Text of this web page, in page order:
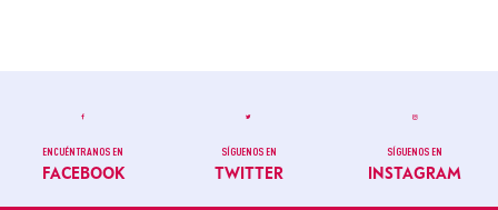
ENCUÉNTRANOS EN
FACEBOOK
SÍGUENOS EN
TWITTER
SÍGUENOS EN
INSTAGRAM